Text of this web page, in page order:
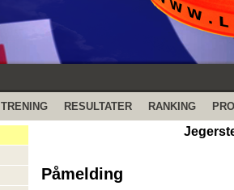
TRENING RESULTATER RANKING
Påmelding